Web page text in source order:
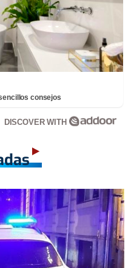
consejos
DISCOVER WITH